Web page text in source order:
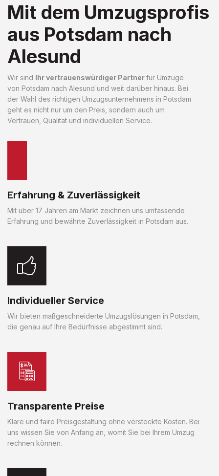
Mit dem Umzugsprofis
aus Potsdam nach
Alesund
Wir sind Ihr vertrauenswürdiger Partnerfür Umzüge
von Potsdam nach Alesund und weit darüber hinaus. Bei
der Wahl des richtigen Umzugsunternehmens in Potsdam
geht es nicht nur um den Preis, sondern auch um
Vertrauen, Qualität und individuellen Service.
Erfahrung & Zuverlässigkeit
Mit über 17 Jahren am Markt zeichnen uns umfassende
Erfahrung und bewährte Zuverlässigkeit in Potsdam aus.
Individueller Service
Wir bieten maßgeschneiderte Umzugslösungen in Potsdam,
die genau auf Ihre Bedürfnisse abgestimmt sind.
Transparente Preise
Klare und faire Preisgestaltung ohne versteckte Kosten. Bei
uns wissen Sie von Anfang an, womit Sie bei Ihrem Umzug
rechnen können.